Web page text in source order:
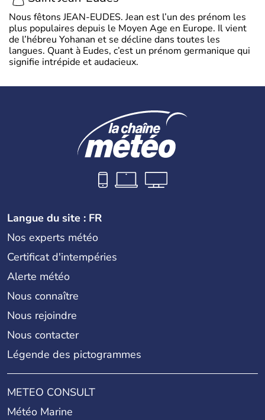
Nous fêtons JEAN-EUDES. Jean est l’un des prénom les
plus populaires depuis le Moyen Age en Europe. Il vient
de l’hébreu Yohanan et se décline dans toutes les
langues. Quant à Eudes, c’est un prénom germanique qui
signifie intrépide et audacieux.
Langue du site : FR
Nos experts météo
Certificat d'intempéries
Alerte météo
Nous connaître
Nous rejoindre
Nous contacter
Légende des pictogrammes
METEO CONSULT
Météo Marine